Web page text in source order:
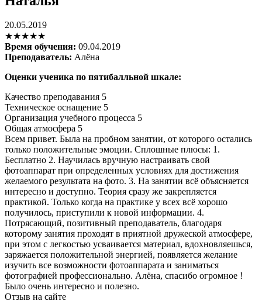
20.05.2019
★★★★★
Время обучения: 09.04.2019
Преподаватель: Алёна
Оценки ученика по пятибалльной шкале:
Качество преподавания 5
Техническое оснащение 5
Организация учебного процесса 5
Общая атмосфера 5
Всем привет. Была на пробном занятии, от которого остались
только положительные эмоции. Сплошные плюсы: 1.
Бесплатно 2. Научилась вручную настраивать свой
фотоаппарат при определенных условиях для достижения
желаемого результата на фото. 3. На занятии всё объясняется
интересно и доступно. Теория сразу же закрепляется
практикой. Только когда на практике у всех всё хорошо
получилось, приступили к новой информации. 4.
Потрясающий, позитивный преподаватель, благодаря
которому занятия проходят в приятной дружеской атмосфере,
при этом с легкостью усваивается материал, вдохновляешься,
заряжается положительной энергией, появляется желание
изучить все возможности фотоаппарата и заниматься
фотографией профессионально. Алёна, спасибо огромное !
Было очень интересно и полезно.
Отзыв на сайте